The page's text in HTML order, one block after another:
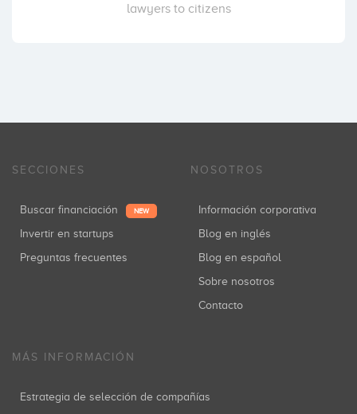
lawyers to citizens
SECCIONES
Buscar financiación NEW
Invertir en startups
Preguntas frecuentes
NOSOTROS
Información corporativa
Blog en inglés
Blog en español
Sobre nosotros
Contacto
MÁS INFORMACIÓN
Estrategia de selección de compañías